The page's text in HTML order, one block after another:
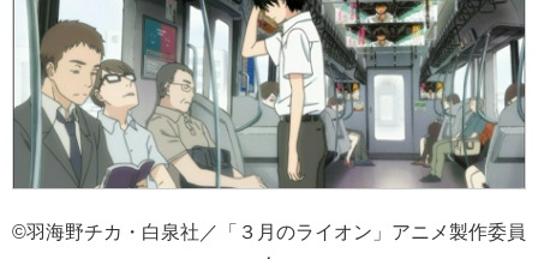
©羽海野チカ・白泉社／「３月のライオン」アニメ製作委員